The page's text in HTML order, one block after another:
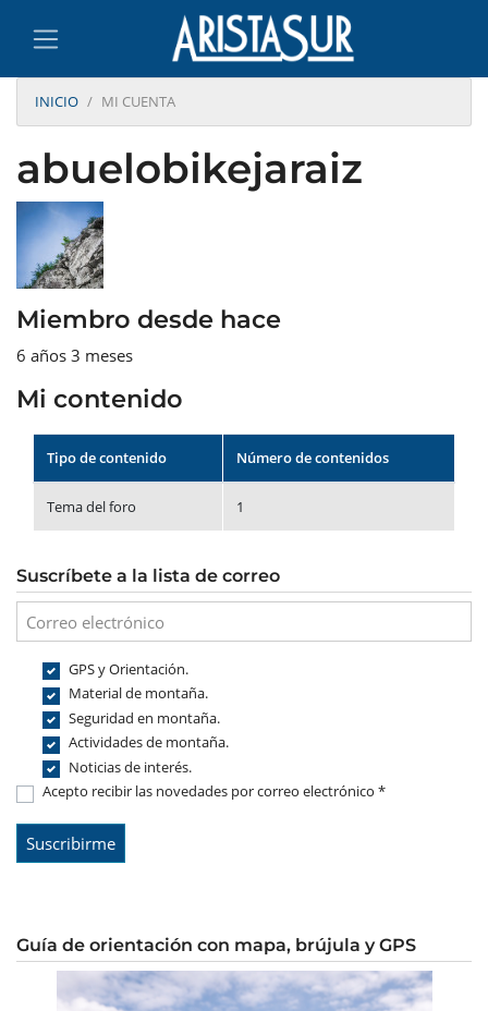
INICIO MI CUENTA
abuelobikejaraiz
Miembro desde hace
6 años 3 meses
Mi contenido
Tipo de contenido Número de contenidos
Tema del foro 1
Suscríbete a la lista de correo
GPS y Orientación.
Material de montaña.
Seguridad en montaña.
Actividades de montaña.
Noticias de interés.
Acepto recibir las novedades por correo electrónico *
Guía de orientación con mapa, brújula y GPS